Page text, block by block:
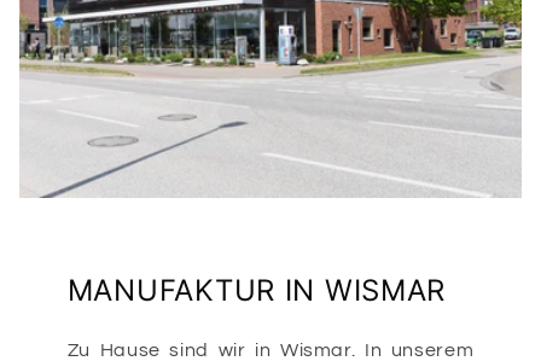
MANUFAKTUR IN WISMAR
Zu Hause sind wir in Wismar. In unserem